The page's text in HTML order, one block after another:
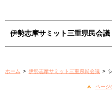
伊勢志摩サミット三重県民会議
ホーム > 伊勢志摩サミット三重県民会議 >
ページ